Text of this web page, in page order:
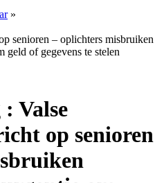
»
senioren – oplichters misbruiken
geld of gegevens te stelen
Valse
op senioren